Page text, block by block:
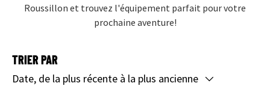
Roussillon et trouvez l'équipement parfait pour votre
prochaine aventure!
TRIER PAR
Date, de la plus récente à la plus ancienne